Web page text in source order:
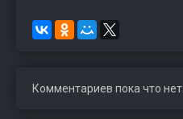
Комментариев пока что нет.